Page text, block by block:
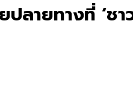
ายทางที่ ‘ชา